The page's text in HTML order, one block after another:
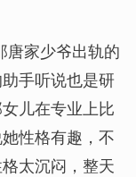
唐家少爷出轨的
手听说也是研
儿在专业上比
性格有趣，不
太沉闷，整天